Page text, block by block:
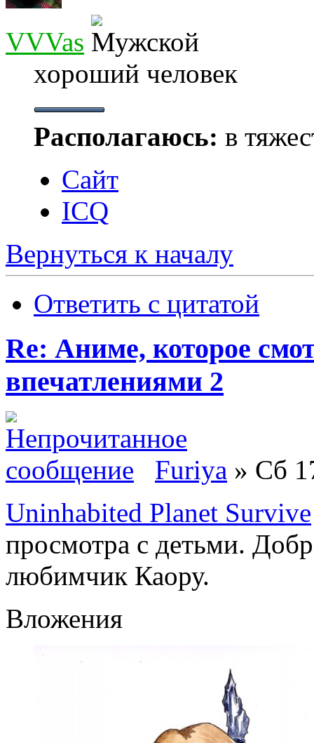
VVVas
хороший человек
Располагаюсь: в
Сайт
ICQ
Вернуться к началу
Ответить с цитатой
Re: Аниме, которое
впечатлениями 2
Furiya » Сб
Uninhabited Planet Survive
просмотра с детьми.
любимчик Каору.
Вложения